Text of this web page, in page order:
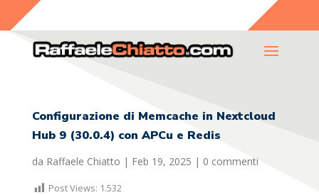
Configurazione di Memcache in Nextcloud
Hub 9 (30.0.4) con APCu e Redis
da Raffaele Chiatto | Feb 19, 2025 | 0 commenti
Post Views: 1.532